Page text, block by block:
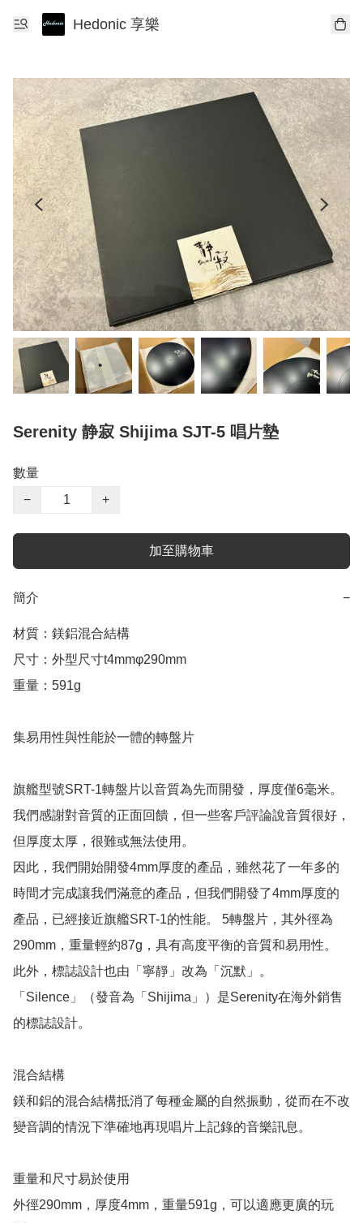
Hedonic 享樂
Serenity 静寂 Shijima SJT-5 唱片墊
數量
−
+
加至購物車
簡介 −
材質：鎂鋁混合結構
尺寸：外型尺寸t4mmφ290mm
重量：591g
集易用性與性能於一體的轉盤片
旗艦型號SRT-1轉盤片以音質為先而開發，厚度僅6毫米。
我們感謝對音質的正面回饋，但一些客戶評論說音質很好，
但厚度太厚，很難或無法使用。
因此，我們開始開發4mm厚度的產品，雖然花了一年多的
時間才完成讓我們滿意的產品，但我們開發了4mm厚度的
產品，已經接近旗艦SRT-1的性能。 5轉盤片，其外徑為
290mm，重量輕約87g，具有高度平衡的音質和易用性。
此外，標誌設計也由「寧靜」改為「沉默」。
「Silence」（發音為「Shijima」）是Serenity在海外銷售
的標誌設計。
混合結構
鎂和鋁的混合結構抵消了每種金屬的自然振動，從而在不改
變音調的情況下準確地再現唱片上記錄的音樂訊息。
重量和尺寸易於使用
外徑290mm，厚度4mm，重量591g，可以適應更廣的玩